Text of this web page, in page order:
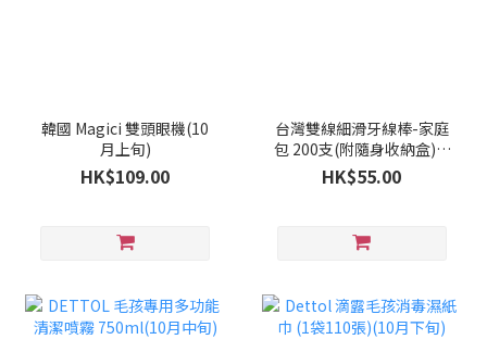
韓國 Magici 雙頭眼機(10
月上旬)
HK$109.00
台灣雙線細滑牙線棒-家庭
包 200支(附隨身收納盒)(9
月下旬)
HK$55.00